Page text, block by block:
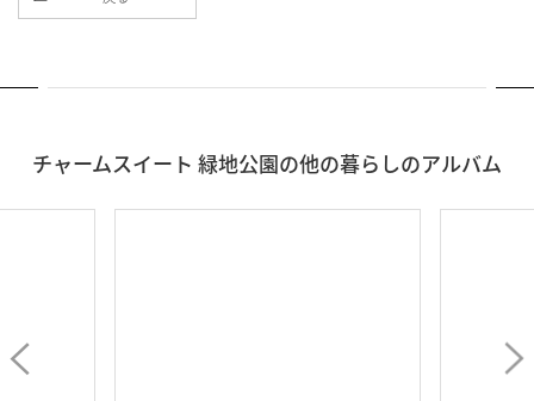
チャームスイート 緑地公園の他の暮らしのアルバム